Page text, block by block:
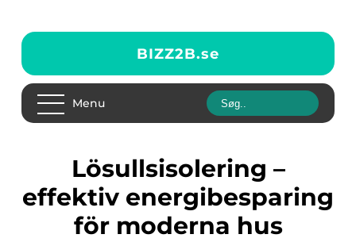
BIZZ2B.se
Menu
Lösullsisolering –
effektiv energibesparing
för moderna hus